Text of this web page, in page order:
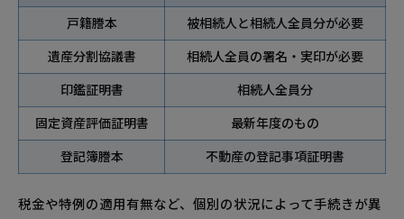
戸籍謄本 被相続人と相続人全員分が必要
遺産分割協議書 相続人全員の署名・実印が必要
印鑑証明書 相続人全員分
固定資産評価証明書 最新年度のもの
登記簿謄本 不動産の登記事項証明書
税金や特例の適用有無など、個別の状況によって手続きが異